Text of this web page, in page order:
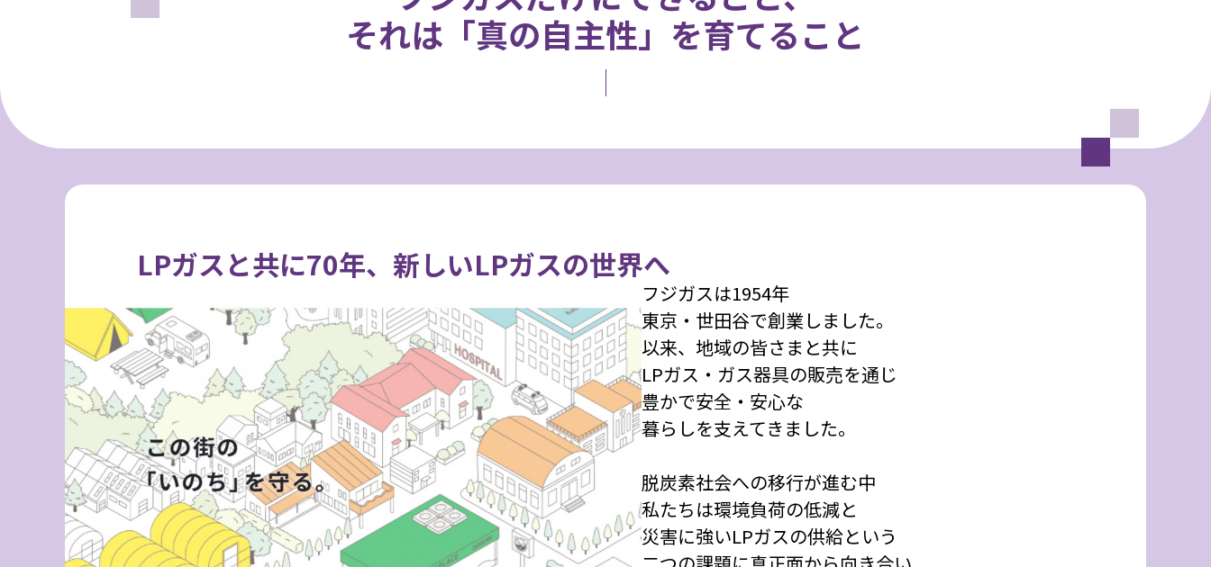
それは「真の自主性」を育てること
LPガスと共に70年、新しいLPガスの世界へ
フジガスは1954年
東京・世田谷で創業しました。
以来、地域の皆さまと共に
LPガス・ガス器具の販売を通じ
豊かで安全・安心な
暮らしを支えてきました。
脱炭素社会への移行が進む中
私たちは環境負荷の低減と
災害に強いLPガスの供給という